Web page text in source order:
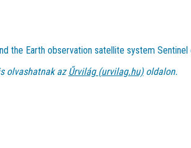
Earth observation satellite system Sentinel
olvashatnak azŰrvilág (urvilag.hu)oldalon.